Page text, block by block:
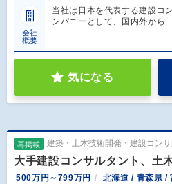
会社
概要
当社は日本を代表する建設コ
ンパニーとして、国内外から…
気になる
再掲載 建築・土木技術開発・建設コンサ
大手建設コンサルタント、土
500万円～799万円
北海道 / 青森県 /